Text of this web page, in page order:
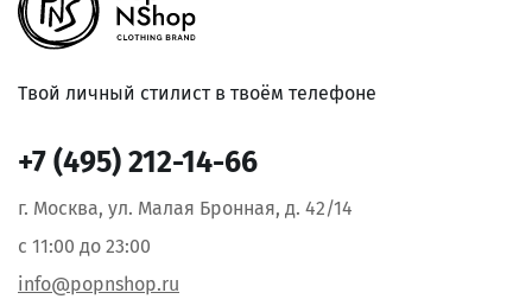
Твой личный стилист в твоём телефоне
+7 (495) 212-14-66
г. Москва, ул. Малая Бронная, д. 42/14
с 11:00 до 23:00
info@popnshop.ru